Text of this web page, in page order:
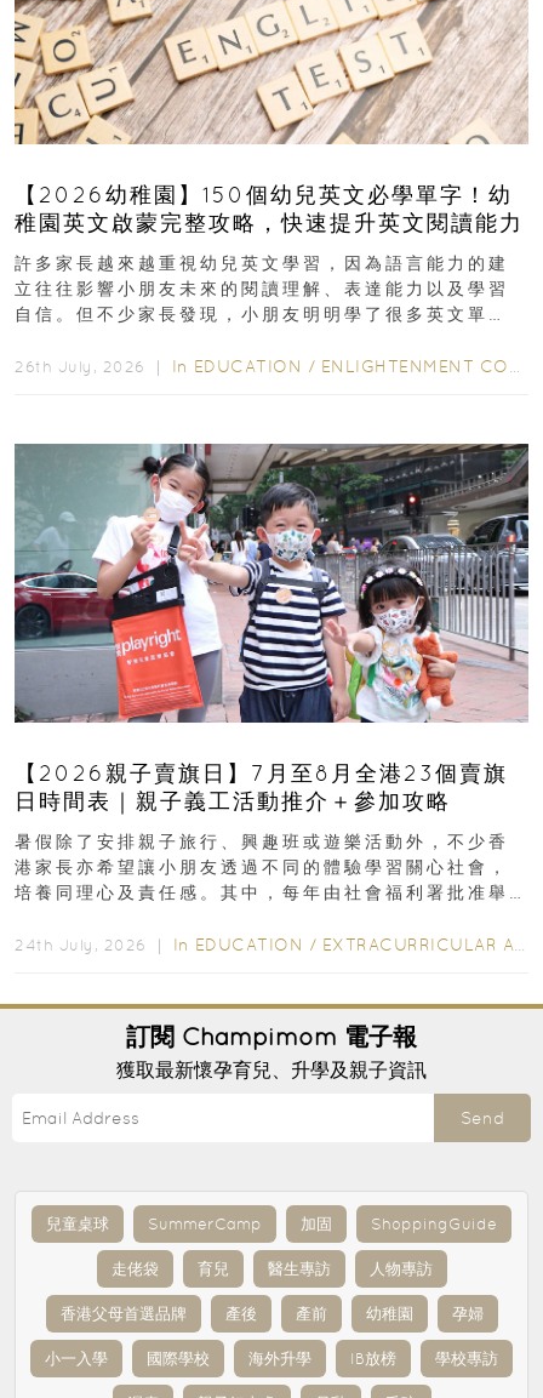
【2026幼稚園】150個幼兒英文必學單字！幼
稚園英文啟蒙完整攻略，快速提升英文閱讀能力
許多家長越來越重視幼兒英文學習，因為語言能力的建
立往往影響小朋友未來的閱讀理解、表達能力以及學習
自信。但不少家長發現，小朋友明明學了很多英文單
26th July, 2026 ｜ In EDUCATION / ENLIGHTENMENT CORNER
【2026親子賣旗日】7月至8月全港23個賣旗
日時間表｜親子義工活動推介＋參加攻略
暑假除了安排親子旅行、興趣班或遊樂活動外，不少香
港家長亦希望讓小朋友透過不同的體驗學習關心社會，
培養同理心及責任感。其中，每年由社會福利署批准舉
24th July, 2026 ｜ In EDUCATION / EXTRACURRICULAR ACTIVITIES
訂閱 Champimom 電子報
獲取最新懷孕育兒、升學及親子資訊
Send
兒童桌球 SummerCamp 加固 ShoppingGuide
走佬袋 育兒 醫生專訪 人物專訪
香港父母首選品牌 產後 產前 幼稚園 孕婦
小一入學 國際學校 海外升學 IB放榜 學校專訪